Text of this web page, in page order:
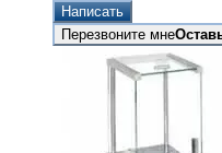
Написать
Перезвоните мне